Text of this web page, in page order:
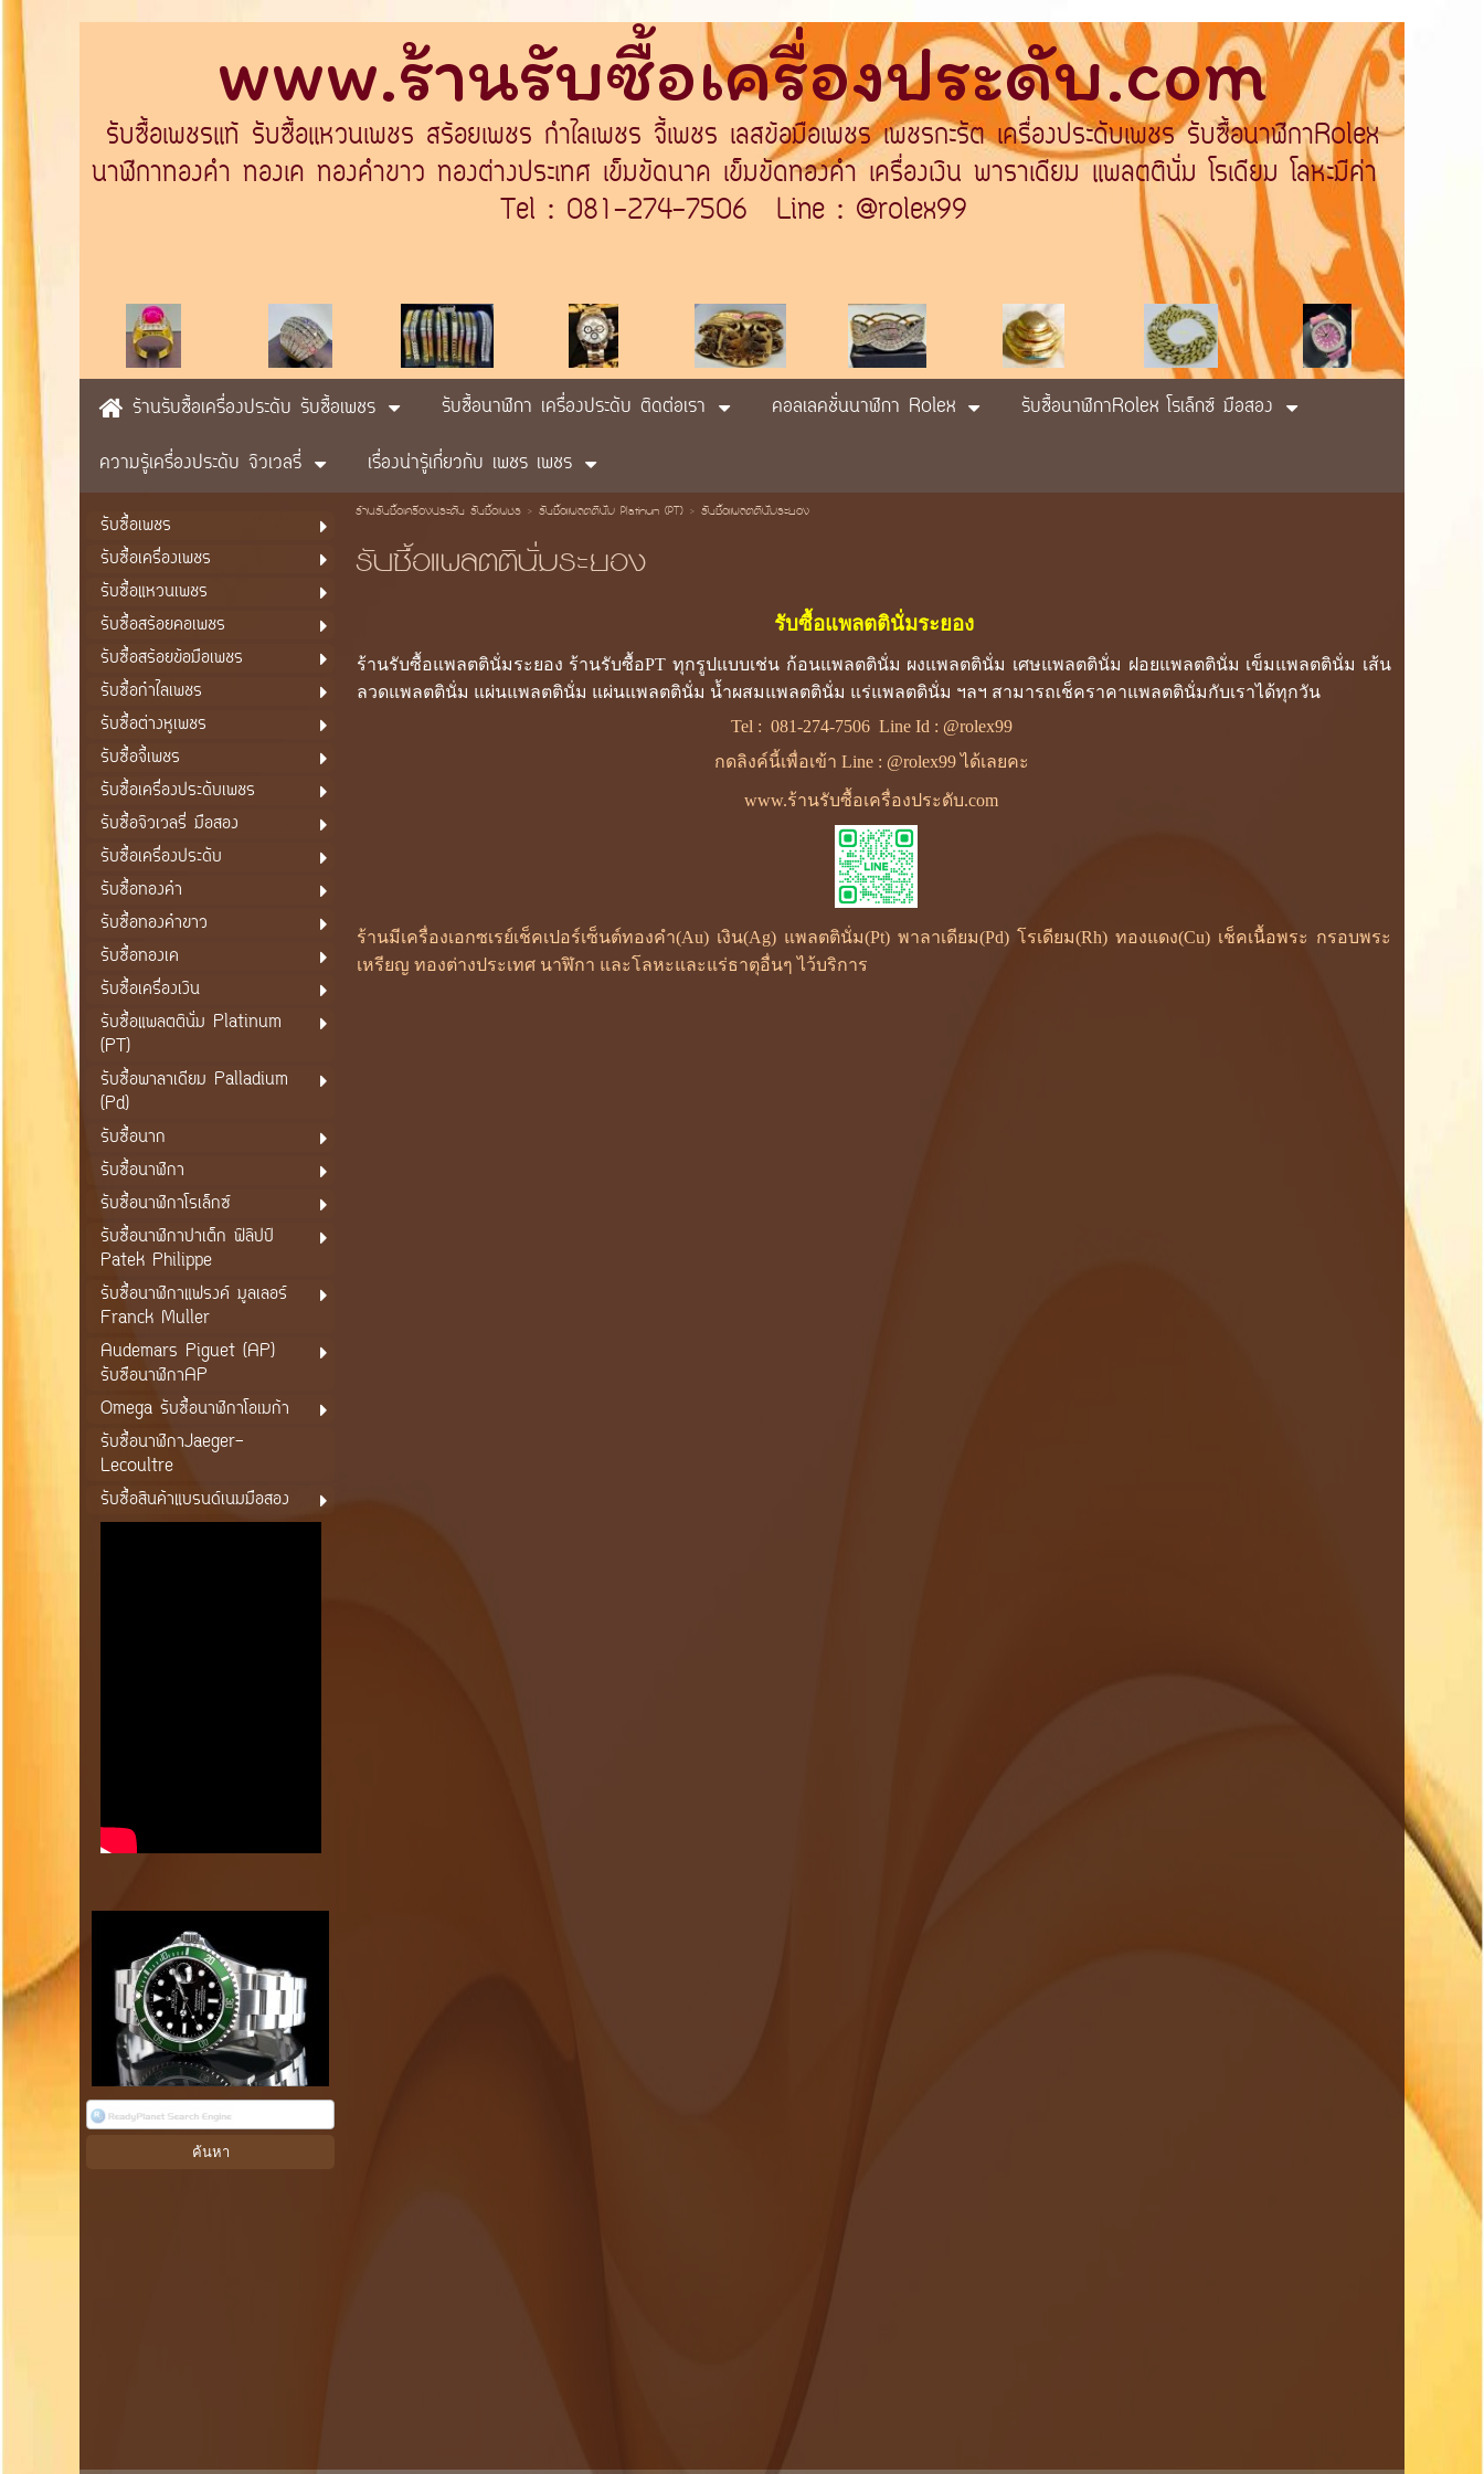
www.ร้านรับซื้อเครื่องประดับ.com
รับซื้อเพชรแท้ รับซื้อแหวนเพชร สร้อยเพชร กำไลเพชร จี้เพชร เลสข้อมือเพชร เพชรกะรัต เครื่องประดับเพชร รับซื้อนาฬิกาRolex
นาฬิกาทองคำ ทองเค ทองคำขาว ทองต่างประเทศ เข็มขัดนาค เข็มขัดทองคำ เครื่องเงิน พาราเดียม แพลตตินั่ม โรเดียม โลหะมีค่า
Tel : 081-274-7506 Line : @rolex99
ร้านรับซื้อเครื่องประดับ รับซื้อเพชร รับซื้อนาฬิกา เครื่องประดับ ติดต่อเรา คอลเลคชั่นนาฬิกา Rolex
รับซื้อนาฬิกาRolex โรเล็กซ์ มือสอง
ความรู้เครื่องประดับ จิวเวลรี่
เรื่องน่ารู้เกี่ยวกับ เพชร เพชร
รับซื้อเพชร
รับซื้อเครื่องเพชร
รับซื้อแหวนเพชร
รับซื้อสร้อยคอเพชร
รับซื้อสร้อยข้อมือเพชร
รับซื้อกำไลเพชร
รับซื้อต่างหูเพชร
รับซื้อจี้เพชร
รับซื้อเครื่องประดับเพชร
รับซื้อจิวเวลรี่ มือสอง
รับซื้อเครื่องประดับ
รับซื้อทองคำ
รับซื้อทองคำขาว
รับซื้อทองเค
รับซื้อเครื่องเงิน
รับซื้อแพลตตินั่ม Platinum
(PT)
รับซื้อพาลาเดียม Palladium
(Pd)
รับซื้อนาก
รับซื้อนาฬิกา
รับซื้อนาฬิกาโรเล็กซ์
รับซื้อนาฬิกาปาเต็ก ฟิลิปป์
Patek Philippe
รับซื้อนาฬิกาแฟรงค์ มูลเลอร์
Franck Muller
Audemars Piguet (AP)
รับซือนาฬิกาAP
Omega รับซื้อนาฬิกาโอเมก้า
รับซื้อนาฬิกาJaeger-
Lecoultre
รับซื้อสินค้าแบรนด์เนมมือสอง
ร้านรับซื้อเครื่องประดับ รับซื้อเพชร> รับซื้อแพลตตินั่ม Platinum (PT)> รับซื้อแพลตตินั่มระยอง
รับซื้อแพลตตินั่มระยอง
รับซื้อแพลตตินั่มระยอง
ร้านรับซื้อแพลตตินั่มระยอง ร้านรับซื้อPT ทุกรูปแบบเช่น ก้อนแพลตตินั่ม ผงแพลตตินั่ม เศษแพลตตินั่ม ฝอยแพลตตินั่ม เข็มแพลตตินั่ม เส้น
ลวดแพลตตินั่ม แผ่นแพลตตินั่ม แผ่นแพลตตินั่ม น้ำผสมแพลตตินั่ม แร่แพลตตินั่ม ฯลฯ สามารถเช็คราคาแพลตตินั่มกับเราได้ทุกวัน
Tel : 081-274-7506Line Id : @rolex99
กดลิงค์นี้เพื่อเข้า Line : @rolex99 ได้เลยคะ
www.ร้านรับซื้อเครื่องประดับ.com
ร้านมีเครื่องเอกซเรย์เช็คเปอร์เซ็นต์ทองคำ(Au) เงิน(Ag) แพลตตินั่ม(Pt) พาลาเดียม(Pd) โรเดียม(Rh) ทองแดง(Cu) เช็คเนื้อพระ กรอบพระ
เหรียญ ทองต่างประเทศ นาฬิกา และโลหะและแร่ธาตุอื่นๆ ไว้บริการ